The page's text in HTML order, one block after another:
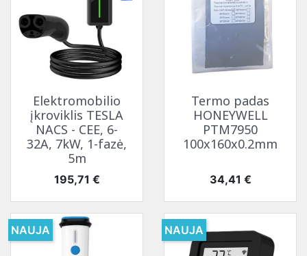
Elektromobilio
įkroviklis TESLA
NACS - CEE, 6-
32A, 7kW, 1-fazė,
5m
Kaina
195,71 €
Termo padas
HONEYWELL
PTM7950
100x160x0.2mm
Kaina
34,41 €
NAUJA NAUJA